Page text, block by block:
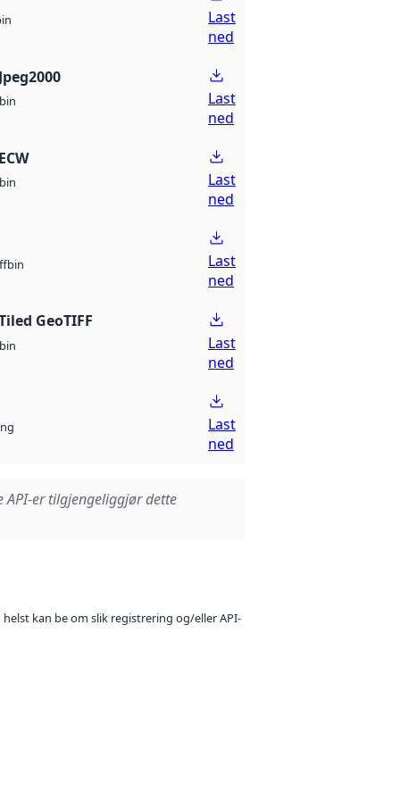
Last
ned
bin
Last
ned
bin
Last
ned
bin
Last
ned
GeoTIFF
bin
Last
ned
Last
ned
API-er tilgjengeliggjør dette
kan be om slik registrering og/eller API-